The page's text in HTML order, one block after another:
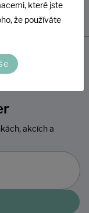
akcích a
které jste
že používáte